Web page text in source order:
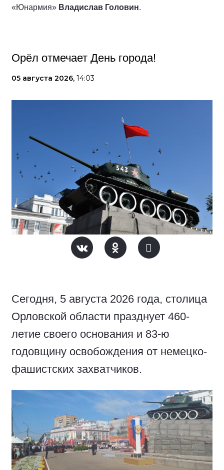
«Юнармия» Владислав Головин.
Орёл отмечает День города!
05 августа 2026, 14:03
Сегодня, 5 августа 2026 года, столица
Орловской области празднует 460-
летие своего основания и 83-ю
годовщину освобождения от немецко-
фашистских захватчиков.